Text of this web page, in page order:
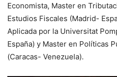
Economista, Master en
Estudios Fiscales (Madrid-
Aplicada por la Universitat
España) y Master en Políticas
(Caracas- Venezuela).